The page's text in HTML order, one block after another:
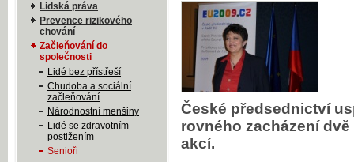
České předsednictví
rovného zacházení
akcí.
Lidská práva
Prevence rizikového
chování
Začleňování do
společnosti
Lidé bez přístřeší
Chudoba a sociální
začleňování
Národnostní menšiny
Lidé se zdravotním
postižením
Senioři